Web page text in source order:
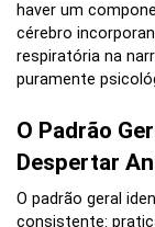
haver um
cérebro
respiratória na
puramente
O Padrão
Despertar
O padrão geral
consistente: